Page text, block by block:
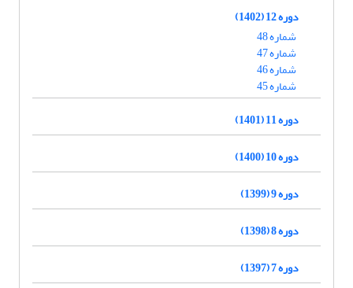
دوره 12 (1402)
شماره 48
شماره 47
شماره 46
شماره 45
دوره 11 (1401)
دوره 10 (1400)
دوره 9 (1399)
دوره 8 (1398)
دوره 7 (1397)